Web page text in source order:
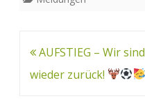
Beitrags-
Navigation
AUFSTIEG – Wir sind
wieder zurück!